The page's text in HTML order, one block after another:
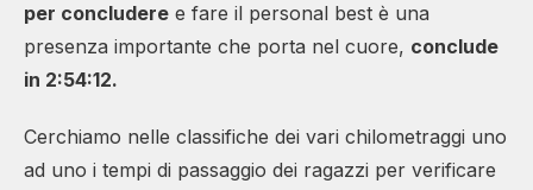
per concludere e fare il personal best è una
presenza importante che porta nel cuore, conclude
in 2:54:12.
Cerchiamo nelle classifiche dei vari chilometraggi uno
ad uno i tempi di passaggio dei ragazzi per verificare